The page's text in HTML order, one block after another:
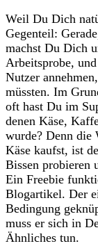
Weil Du Dich
Gegenteil:
machst Du Dich
Arbeitsprobe,
Nutzer
müssten. Im
oft hast Du im
denen Käse,
wurde? Denn die
Käse kaufst, ist
Bissen probieren
Ein Freebie
Blogartikel. Der
Bedingung
muss er sich in
Ähnliches tun.